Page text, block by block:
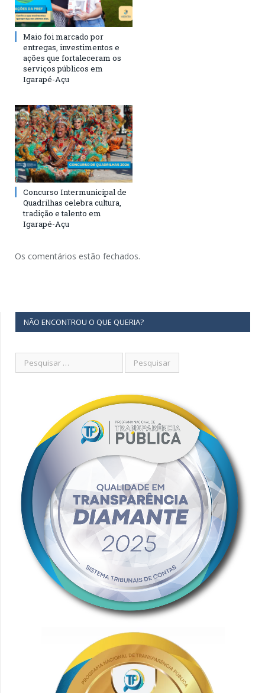
Maio foi marcado por
entregas, investimentos e
ações que fortaleceram os
serviços públicos em
Igarapé-Açu
Concurso Intermunicipal de
Quadrilhas celebra cultura,
tradição e talento em
Igarapé-Açu
Os comentários estão fechados.
NÃO ENCONTROU O QUE QUERIA?